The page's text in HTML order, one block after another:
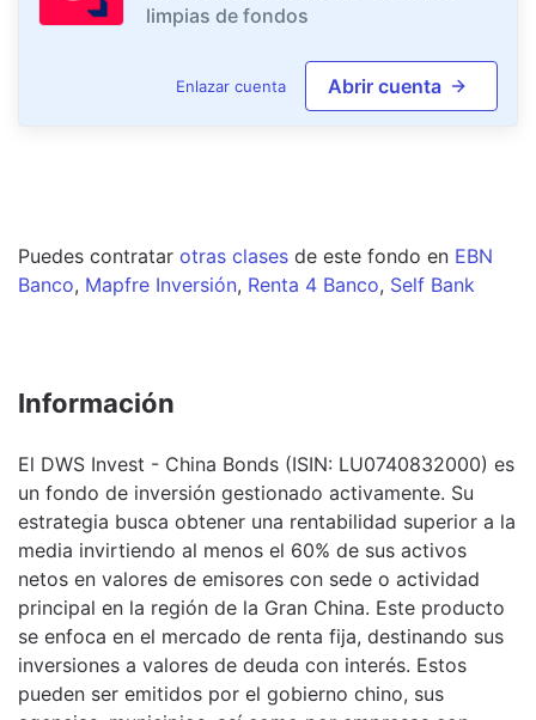
limpias de fondos
Enlazar cuenta Abrir cuenta
Puedes contratar otras clases de este fondo en EBN
Banco, Mapfre Inversión, Renta 4 Banco, Self Bank
Información
El DWS Invest - China Bonds (ISIN: LU0740832000) es
un fondo de inversión gestionado activamente. Su
estrategia busca obtener una rentabilidad superior a la
media invirtiendo al menos el 60% de sus activos
netos en valores de emisores con sede o actividad
principal en la región de la Gran China. Este producto
se enfoca en el mercado de renta fija, destinando sus
inversiones a valores de deuda con interés. Estos
pueden ser emitidos por el gobierno chino, sus